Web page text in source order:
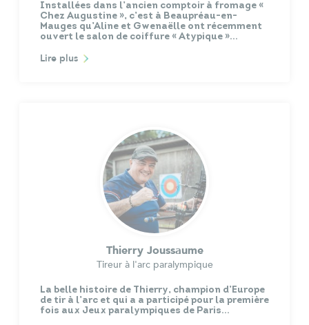
Installées dans l’ancien comptoir à fromage «
Chez Augustine », c’est à Beaupréau-en-
Mauges qu’Aline et Gwenaëlle ont récemment
ouvert le salon de coiffure « Atypique »…
Lire plus
Thierry Joussaume
Tireur à l'arc paralympique
La belle histoire de Thierry, champion d’Europe
de tir à l’arc et qui a a participé pour la première
fois aux Jeux paralympiques de Paris…